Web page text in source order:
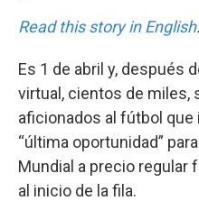
Read this story in English.
Es 1 de abril y, después
virtual, cientos de miles,
aficionados al fútbol
“última oportunidad”
Mundial a precio regular
al inicio de la fila.